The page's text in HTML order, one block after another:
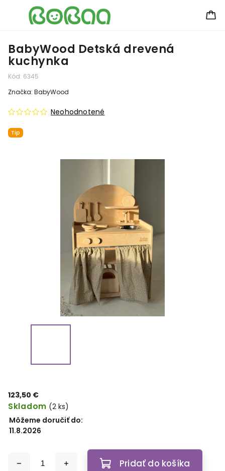
BabyWood Detská drevená
kuchynka
Kód: 6345
Tip
Neohodnotené
Značka: BabyWood
123,50 €
Skladom (2 ks)
Môžeme doručiť do:
11.8.2026
Pridať do košíka